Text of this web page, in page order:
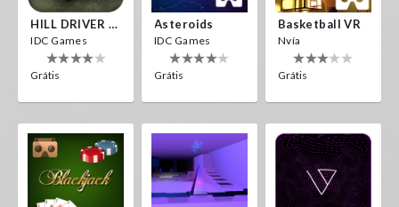
HILL DRIVER VR
IDC Games
Grátis
Asteroids
IDC Games
Grátis
Basketball VR
Nvía
Grátis